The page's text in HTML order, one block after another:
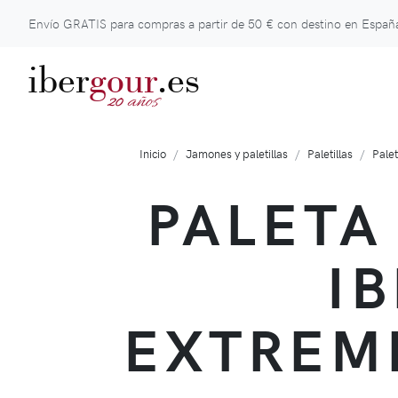
Envío GRATIS para compras a partir de 50 € con destino en
ibergour
20 años.es
Inicio Jamones y paletillas Paletillas